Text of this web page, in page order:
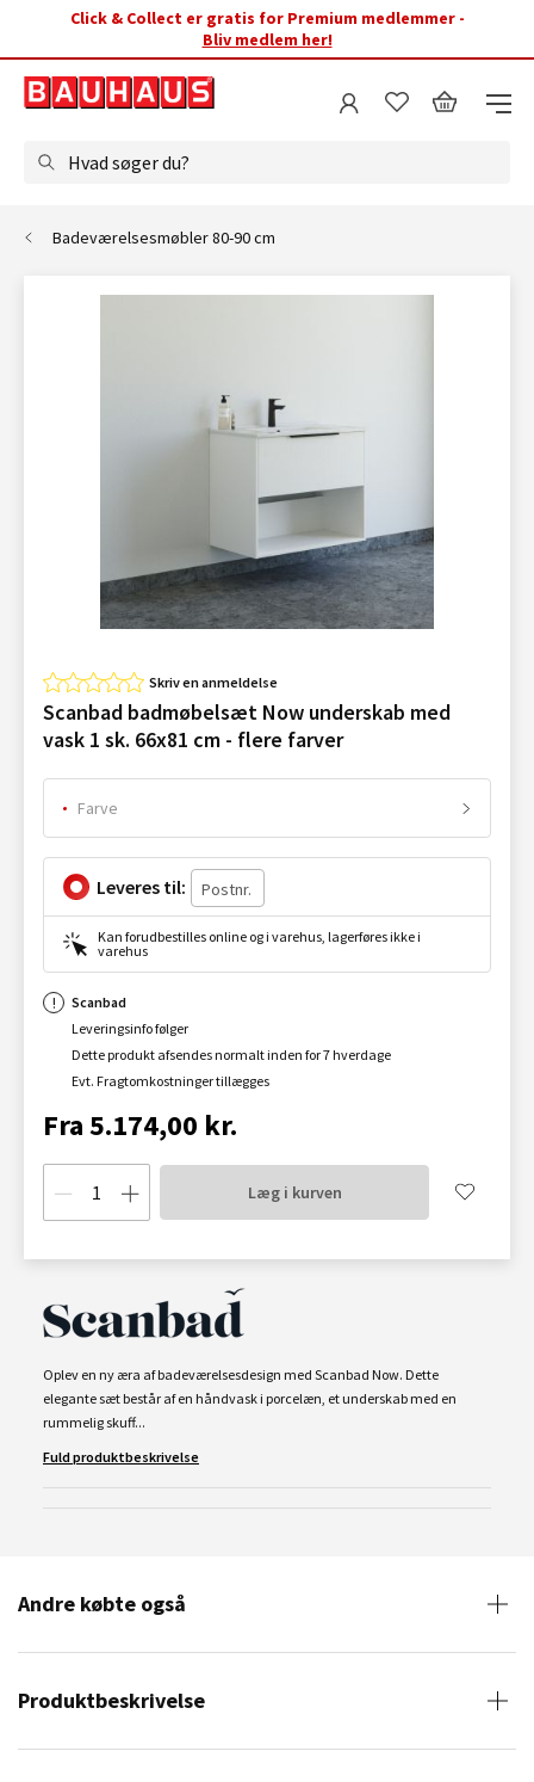
Click & Collect er gratis for Premium medlemmer -
Bliv medlem her!
Hvad søger du?
Badeværelsesmøbler 80-90 cm
Skriv en anmeldelse
Scanbad badmøbelsæt Now underskab med
vask 1 sk. 66x81 cm - flere farver
Farve
Leveres til:
Kan forudbestilles online og i varehus, lagerføres ikke i
varehus
Scanbad
Leveringsinfo følger
Dette produkt afsendes normalt inden for 7 hverdage
Evt. Fragtomkostninger tillægges
Fra 5.174,00 kr.
Læg i kurven
Oplev en ny æra af badeværelsesdesign med Scanbad Now. Dette
elegante sæt består af en håndvask i porcelæn, et underskab med en
rummelig skuff...
Fuld produktbeskrivelse
Andre købte også
Produktbeskrivelse